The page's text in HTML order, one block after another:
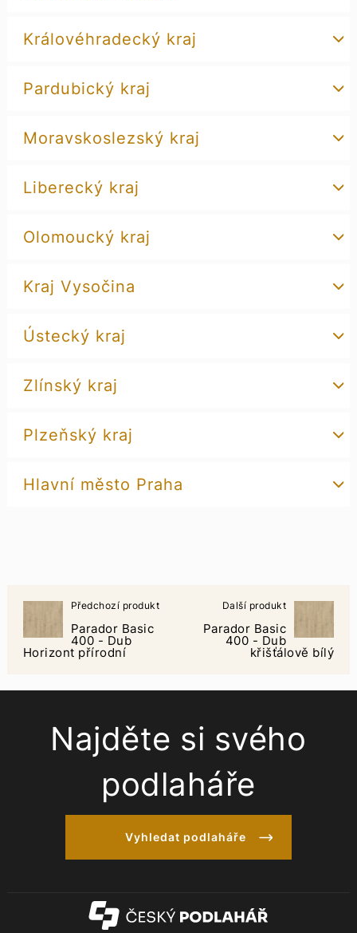
Královéhradecký kraj
Pardubický kraj
Moravskoslezský kraj
Liberecký kraj
Olomoucký kraj
Kraj Vysočina
Ústecký kraj
Zlínský kraj
Plzeňský kraj
Hlavní město Praha
Předchozí produkt
Parador Basic
400 - Dub
Horizont přírodní
Další produkt
Parador Basic
400 - Dub
křišťálově bílý
Najděte si svého
podlaháře
Vyhledat podlaháře